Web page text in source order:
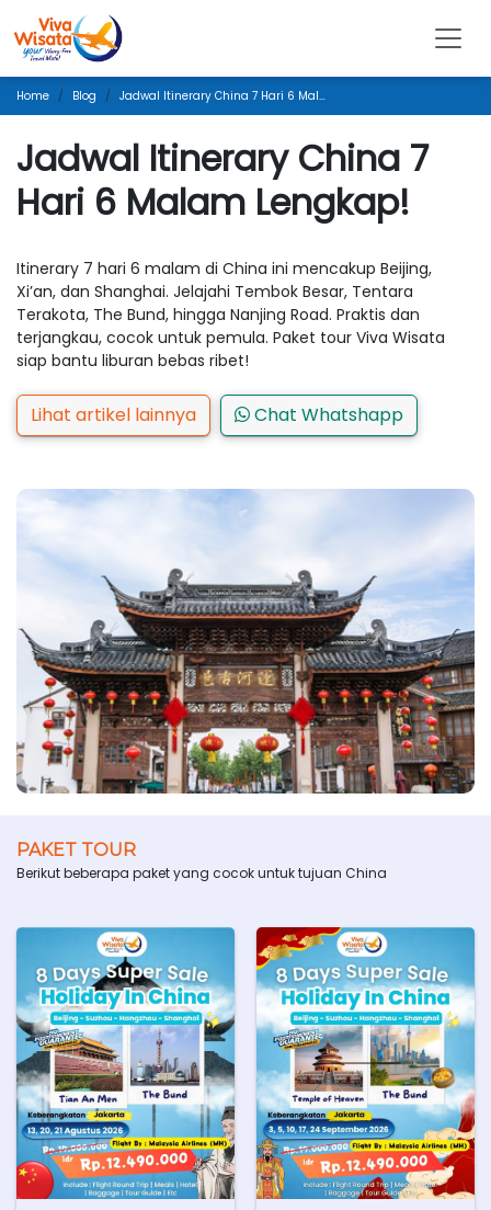
Home Blog Jadwal Itinerary China 7 Hari 6 Malam Lengkap!
Jadwal Itinerary China 7
Hari 6 Malam Lengkap!
Itinerary 7 hari 6 malam di China ini mencakup Beijing,
Xi’an, dan Shanghai. Jelajahi Tembok Besar, Tentara
Terakota, The Bund, hingga Nanjing Road. Praktis dan
terjangkau, cocok untuk pemula. Paket tour Viva Wisata
siap bantu liburan bebas ribet!
Lihat artikel lainnya Chat Whatshapp
PAKET TOUR
Berikut beberapa paket yang cocok untuk tujuan China